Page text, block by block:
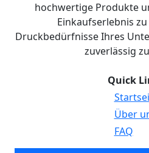
hochwertige Produkte
Einkaufserlebnis
Druckbedürfnisse Ihres
zuverlässig
Quick
Über
FAQ